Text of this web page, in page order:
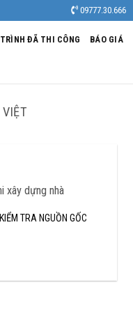
09777.30.666
ĐÃ THI CÔNG BÁO GIÁ
xây dựng nhà
TRA NGUỒN GỐC